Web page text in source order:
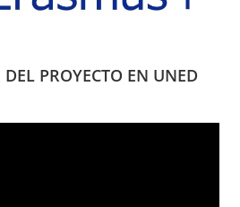
PROYECTO EN UNED